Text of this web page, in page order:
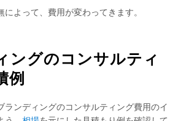
よって、費用が変わってきます。
ングのコンサルティ
例
ランディングのコンサルティング費用のイ